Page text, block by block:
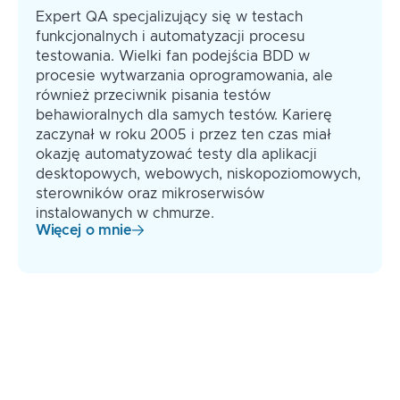
Expert QA specjalizujący się w testach
funkcjonalnych i automatyzacji procesu
testowania. Wielki fan podejścia BDD w
procesie wytwarzania oprogramowania, ale
również przeciwnik pisania testów
behawioralnych dla samych testów. Karierę
zaczynał w roku 2005 i przez ten czas miał
okazję automatyzować testy dla aplikacji
desktopowych, webowych, niskopoziomowych,
sterowników oraz mikroserwisów
instalowanych w chmurze.
Więcej o mnie